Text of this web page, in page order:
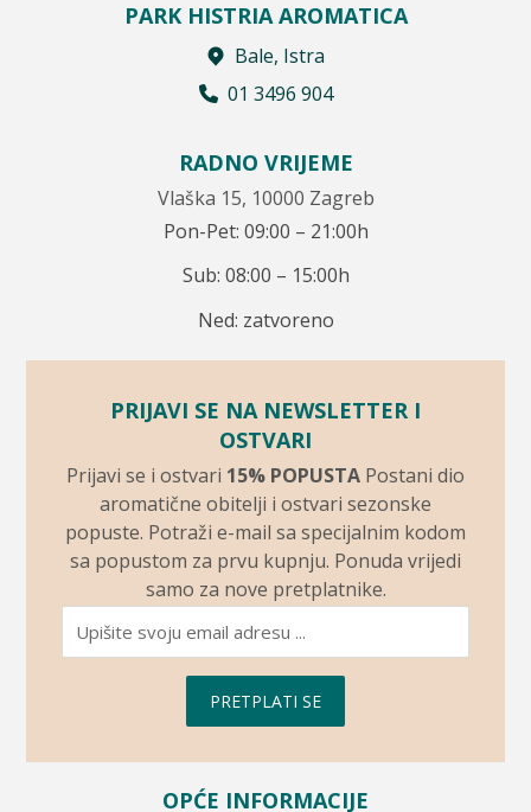
PARK HISTRIA AROMATICA
Bale, Istra
01 3496 904
RADNO VRIJEME
Vlaška 15, 10000 Zagreb
Pon-Pet: 09:00 – 21:00h
Sub: 08:00 – 15:00h
Ned: zatvoreno
PRIJAVI SE NA NEWSLETTER I
OSTVARI
Prijavi se i ostvari 15% POPUSTA Postani dio
aromatične obitelji i ostvari sezonske
popuste. Potraži e-mail sa specijalnim kodom
sa popustom za prvu kupnju. Ponuda vrijedi
samo za nove pretplatnike.
PRETPLATI SE
OPĆE INFORMACIJE